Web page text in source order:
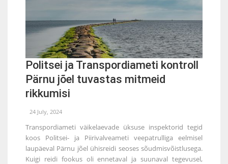
Politsei ja Transpordiameti kontroll
Pärnu jõel tuvastas mitmeid
rikkumisi
24 July, 2024
Transpordiameti väikelaevade üksuse inspektorid tegid
koos Politsei- ja Piirivalveameti veepatrulliga eelmisel
laupäeval Pärnu jõel ühisreidi seoses sõudmisvõistlusega.
Kuigi reidi fookus oli ennetaval ja suunaval tegevusel,